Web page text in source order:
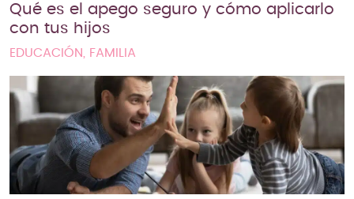
Qué es el apego seguro y cómo aplicarlo
con tus hijos
EDUCACIÓN, FAMILIA